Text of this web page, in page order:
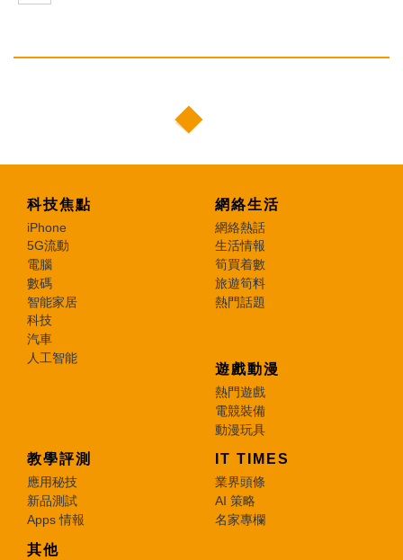
科技焦點
iPhone
5G流動
電腦
數碼
智能家居
科技
汽車
人工智能
網絡生活
網絡熱話
生活情報
筍買着數
旅遊筍料
熱門話題
遊戲動漫
熱門遊戲
電競裝備
動漫玩具
教學評測
應用秘技
新品測試
Apps 情報
IT TIMES
業界頭條
AI 策略
名家專欄
其他